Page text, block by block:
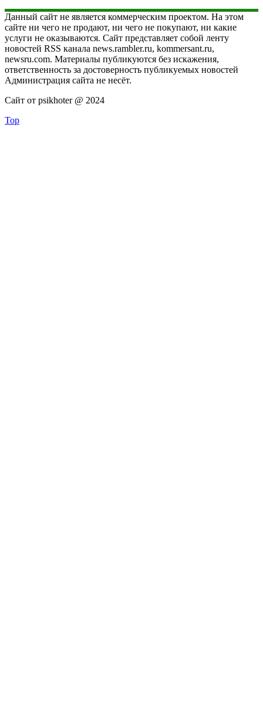
Данный сайт не является коммерческим проектом. На этом
сайте ни чего не продают, ни чего не покупают, ни какие
услуги не оказываются. Сайт представляет собой ленту
новостей RSS канала news.rambler.ru, kommersant.ru,
newsru.com. Материалы публикуются без искажения,
ответственность за достоверность публикуемых новостей
Администрация сайта не несёт.
Сайт от psikhoter @ 2024
Top